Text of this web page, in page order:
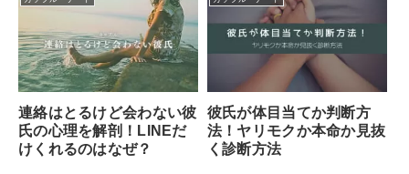
連絡はとるけど会わない彼
氏の心理を解剖！LINEだ
けくれるのはなぜ？
彼氏が体目当てか判断方
法！ヤリモクか本命か見抜
く診断方法